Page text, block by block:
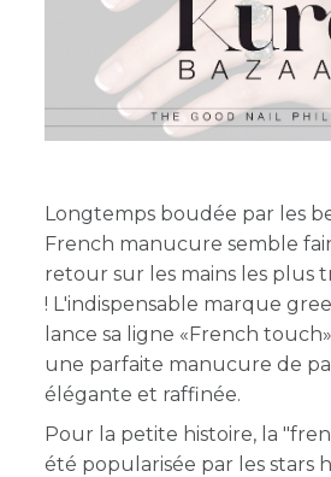
Longtemps boudée par les
French manucure semble
retour sur les mains les plus
! L'indispensable marque
lance sa ligne «French
une parfaite manucure de
élégante et raffinée.
Pour la petite histoire, la
été popularisée par les stars